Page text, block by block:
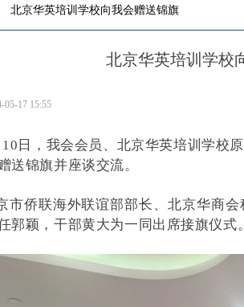
北京华英培训学校向我会赠送锦旗
北京华英培训学校
05-17 15:55
日，我会会员、北京华英培训学校
送锦旗并座谈交流。
市侨联海外联谊部部长、北京华商
郭颖，干部黄大为一同出席接旗仪式